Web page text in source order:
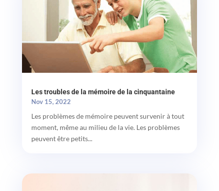
Les troubles de la mémoire de la cinquantaine
Nov 15, 2022
Les problèmes de mémoire peuvent survenir à tout
moment, même au milieu de la vie. Les problèmes
peuvent être petits...